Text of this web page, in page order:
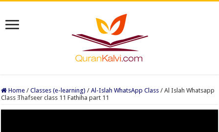
Home / Classes (e-learning) / Al-Islah WhatsApp Class / Al Islah Whatsapp
Class ׃Thafseer class 11 Fathiha part 11